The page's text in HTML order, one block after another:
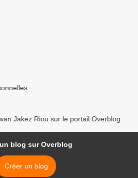
Jakez Riou sur le portail Overblog
blog sur Overblog
Créer un blog